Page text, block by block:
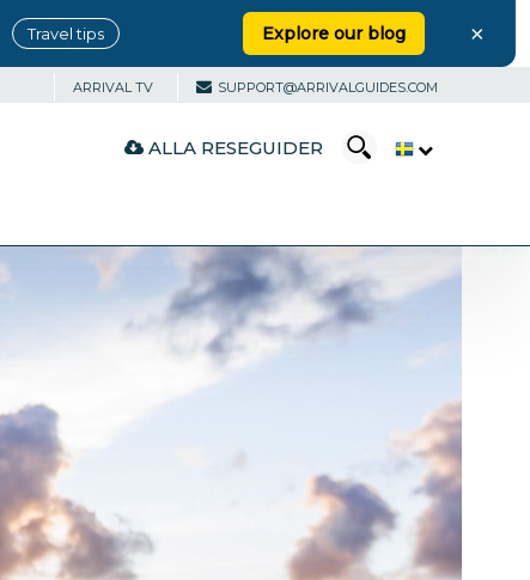
Travel tips Explore our blog ×
ARRIVAL TV SUPPORT@ARRIVALGUIDES.COM
ALLA RESEGUIDER